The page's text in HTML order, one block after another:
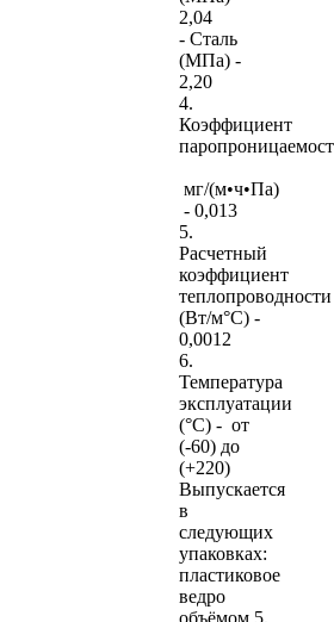
2,04
- Сталь
(МПа) -
2,20
4.
Коэффициент
мг/(м•ч•Па)
- 0,013
5.
Расчетный
коэффициент
теплопроводности
(Вт/м°С) -
0,0012
6.
Температура
эксплуатации
(°С) - от
(-60) до
(+220)
Выпускается
в
следующих
упаковках:
пластиковое
ведро
объёмом 5,